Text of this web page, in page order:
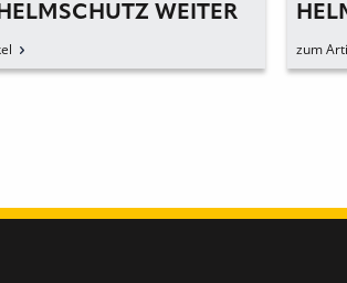
WEITER
zum